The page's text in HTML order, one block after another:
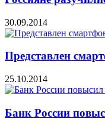
30.09.2014
Представлен
25.10.2014
Банк России